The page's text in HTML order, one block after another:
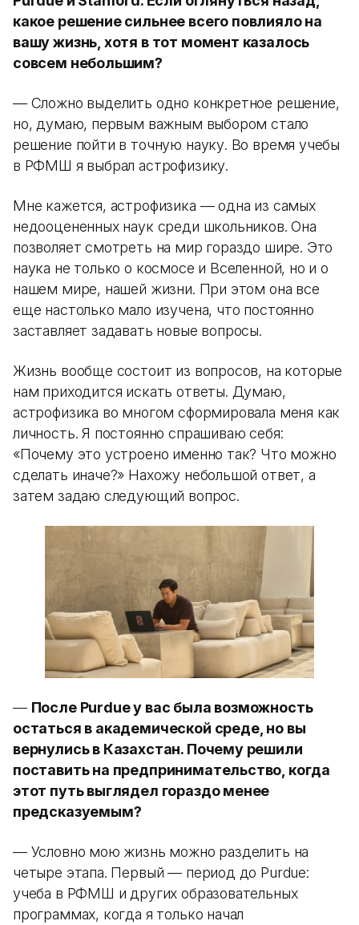
какое решение сильнее всего повлияло на
вашу жизнь, хотя в тот момент казалось
совсем небольшим?
— Сложно выделить одно конкретное решение,
но, думаю, первым важным выбором стало
решение пойти в точную науку. Во время учебы
в РФМШ я выбрал астрофизику.
Мне кажется, астрофизика — одна из самых
недооцененных наук среди школьников. Она
позволяет смотреть на мир гораздо шире. Это
наука не только о космосе и Вселенной, но и о
нашем мире, нашей жизни. При этом она все
еще настолько мало изучена, что постоянно
заставляет задавать новые вопросы.
Жизнь вообще состоит из вопросов, на которые
нам приходится искать ответы. Думаю,
астрофизика во многом сформировала меня как
личность. Я постоянно спрашиваю себя:
«Почему это устроено именно так? Что можно
сделать иначе?» Нахожу небольшой ответ, а
затем задаю следующий вопрос.
— После Purdue у вас была возможность
остаться в академической среде, но вы
вернулись в Казахстан. Почему решили
поставить на предпринимательство, когда
этот путь выглядел гораздо менее
предсказуемым?
— Условно мою жизнь можно разделить на
четыре этапа. Первый — период до Purdue:
учеба в РФМШ и других образовательных
программах, когда я только начал